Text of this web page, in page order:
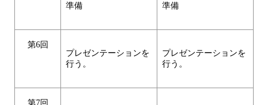
準備
準備
第6回
プレゼンテーションを
行う。
プレゼンテーションを
行う。
第7回